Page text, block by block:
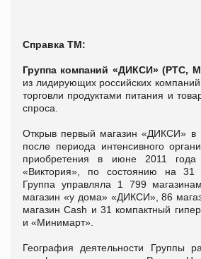
Справка ТМ:
Группа компаний «ДИКСИ» (РТС,
из лидирующих российских
торговли продуктами питания и
спроса.
Открыв первый магазин «ДИКСИ» в
после периода интенсивного
приобретения в июне 2011
«Виктория», по состоянию на 31
Группа управляла 1 799
магазин «у дома» «ДИКСИ», 86
магазин Cash и 31 компактный
и «Минимарт».
География деятельности Группы